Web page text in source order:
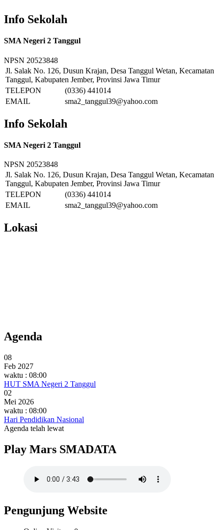
Info Sekolah
SMA Negeri 2 Tanggul
NPSN 20523848
Jl. Salak No. 126, Dusun Krajan, Desa Tanggul Wetan, Kecamatan
Tanggul, Kabupaten Jember, Provinsi Jawa Timur
TELEPON
(0336) 441014
EMAIL
sma2_tanggul39@yahoo.com
Info Sekolah
SMA Negeri 2 Tanggul
NPSN 20523848
Jl. Salak No. 126, Dusun Krajan, Desa Tanggul Wetan, Kecamatan
Tanggul, Kabupaten Jember, Provinsi Jawa Timur
TELEPON
(0336) 441014
EMAIL
sma2_tanggul39@yahoo.com
Lokasi
Agenda
08
Feb 2027
waktu : 08:00
HUT SMA Negeri 2 Tanggul
02
Mei 2026
waktu : 08:00
Hari Pendidikan Nasional
Agenda telah lewat
Play Mars SMADATA
Pengunjung Website